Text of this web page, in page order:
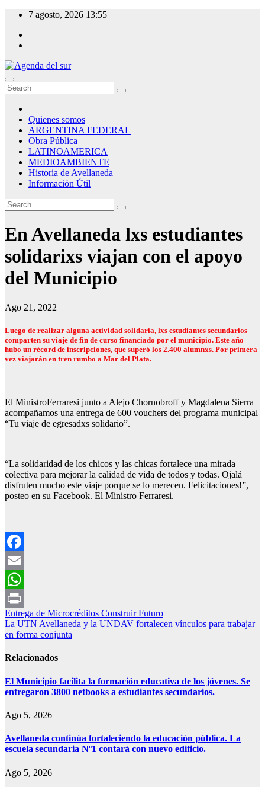
Skip
content
7 agosto, 2026 13:55
Agenda del sur
Quienes somos
ARGENTINA FEDERAL
Obra Pública
LATINOAMERICA
MEDIOAMBIENTE
Historia de Avellaneda
Información Útil
En Avellaneda lxs estudiantes
solidarixs viajan con el apoyo
del Municipio
Ago 21, 2022
Luego de realizar alguna actividad solidaria, lxs estudiantes secundarios
comparten su viaje de fin de curso financiado por el municipio. Este año
hubo un récord de inscripciones, que superó los 2.400 alumnxs. Por primera
vez viajarán en tren rumbo a Mar del Plata.
El MinistroFerraresi junto a Alejo Chornobroff y Magdalena Sierra
acompañamos una entrega de 600 vouchers del programa municipal
“Tu viaje de egresadxs solidario”.
“La solidaridad de los chicos y las chicas fortalece una mirada
colectiva para mejorar la calidad de vida de todos y todas. Ojalá
disfruten mucho este viaje porque se lo merecen. Felicitaciones!”,
posteo en su Facebook. El Ministro Ferraresi.
Facebook
Email
WhatsApp
Print
Navegación
de
Entrega de Microcréditos Construir Futuro
La UTN Avellaneda y la UNDAV fortalecen vínculos para trabajar
en forma conjunta
Relacionados
El Municipio facilita la formación educativa de los jóvenes. Se
entregaron 3800 netbooks a estudiantes secundarios.
Ago 5, 2026
Avellaneda continúa fortaleciendo la educación pública. La
escuela secundaria Nº1 contará con nuevo edificio.
Ago 5, 2026